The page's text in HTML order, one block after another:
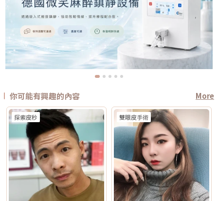
你可能有興趣的內容 More
探索皮秒 雙眼皮手術